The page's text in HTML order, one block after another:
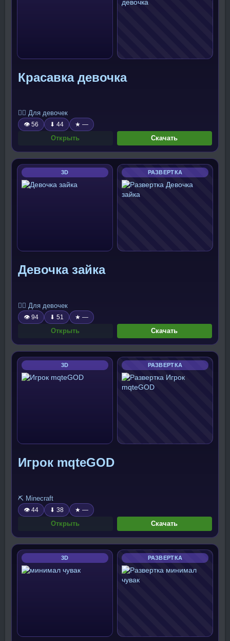
Красавка девочка
🧍‍♀️ Для девочек
👁 56 ⬇ 44 ★ —
Открыть Скачать
3D РАЗВЕРТКА
Девочка зайка
🧍‍♀️ Для девочек
👁 94 ⬇ 51 ★ —
Открыть Скачать
3D РАЗВЕРТКА
Игрок mqteGOD
⛏️ Minecraft
👁 44 ⬇ 38 ★ —
Открыть Скачать
3D РАЗВЕРТКА